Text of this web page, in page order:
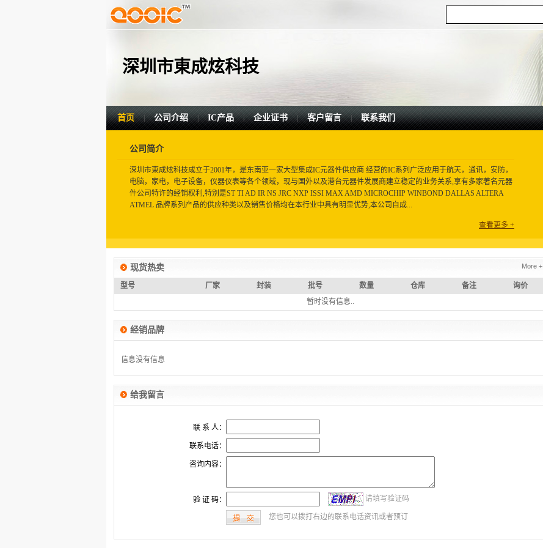
深圳市東成炫科技
首页 | 公司介绍 | IC产品 | 企业证书 | 客户留言 | 联系我们
公司简介
深圳市東成炫科技成立于2001年，是东南亚一家大型集成IC元器件供应商 经营的IC系列广泛应用于航天，通讯，安防，
电脑，家电，电子设备，仪器仪表等各个领域，现与国外以及港台元器件发展商建立稳定的业务关系,享有多家著名元器
件公司特许的经销权利,特别是ST TI AD IR NS JRC NXP ISSI MAX AMD MICROCHIP WINBOND DALLAS ALTERA
ATMEL 品牌系列产品的供应种类以及销售价格均在本行业中具有明显优势,本公司自成...
查看更多 +
现货热卖 More +
型号 厂家 封装 批号 数量 仓库 备注
询价
暂时没有信息..
经销品牌
没有信息没有信息
给我留言
联 系 人：
联系电话：
咨询内容：
验 证 码： 请填写验证码
您也可以拨打右边的联系电话资讯或者预订